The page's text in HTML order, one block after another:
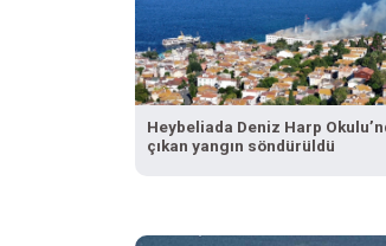
Heybeliada Deniz Harp
çıkan yangın söndürüldü